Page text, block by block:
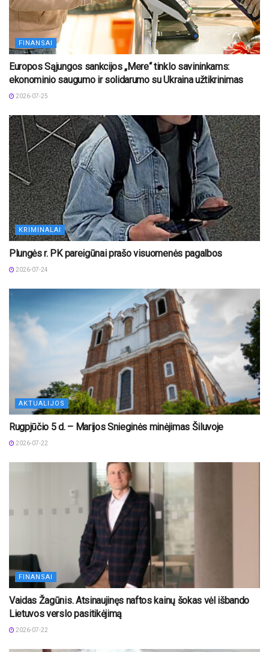
FINANSAI
Europos Sąjungos sankcijos „Mere“ tinklo savininkams:
ekonominio saugumo ir solidarumo su Ukraina užtikrinimas
2026-07-25
KRIMINALAI
Plungės r. PK pareigūnai prašo visuomenės pagalbos
2026-07-24
AKTUALIJOS
Rugpjūčio 5 d. – Marijos Snieginės minėjimas Šiluvoje
2026-07-22
FINANSAI
Vaidas Žagūnis. Atsinaujinęs naftos kainų šokas vėl išbando
Lietuvos verslo pasitikėjimą
2026-07-22